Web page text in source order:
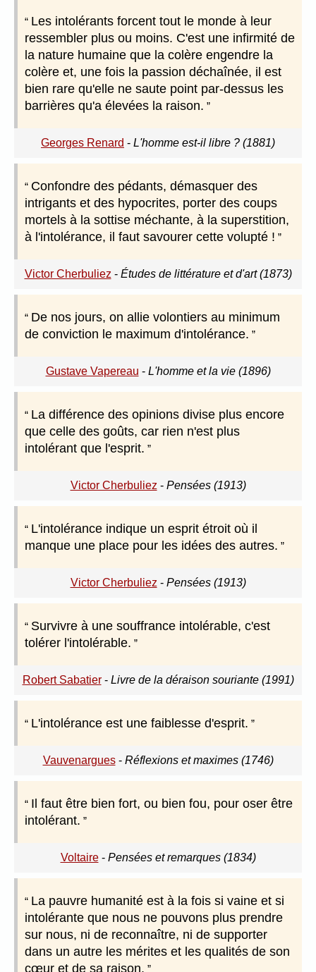
Les intolérants forcent tout le monde à leur
ressembler plus ou moins. C'est une infirmité de
la nature humaine que la colère engendre la
colère et, une fois la passion déchaînée, il est
bien rare qu'elle ne saute point par-dessus les
barrières qu'a élevées la raison.
Georges Renard - L'homme est-il libre ? (1881)
Confondre des pédants, démasquer des
intrigants et des hypocrites, porter des coups
mortels à la sottise méchante, à la superstition,
à l'intolérance, il faut savourer cette volupté !
Victor Cherbuliez - Études de littérature et d'art (1873)
De nos jours, on allie volontiers au minimum
de conviction le maximum d'intolérance.
Gustave Vapereau - L'homme et la vie (1896)
La différence des opinions divise plus encore
que celle des goûts, car rien n'est plus
intolérant que l'esprit.
Victor Cherbuliez - Pensées (1913)
L'intolérance indique un esprit étroit où il
manque une place pour les idées des autres.
Victor Cherbuliez - Pensées (1913)
Survivre à une souffrance intolérable, c'est
tolérer l'intolérable.
Robert Sabatier- Livre de la déraison souriante (1991)
L'intolérance est une faiblesse d'esprit.
Vauvenargues- Réflexions et maximes (1746)
Il faut être bien fort, ou bien fou, pour oser être
intolérant.
Voltaire- Pensées et remarques (1834)
La pauvre humanité est à la fois si vaine et si
intolérante que nous ne pouvons plus prendre
sur nous, ni de reconnaître, ni de supporter
dans un autre les mérites et les qualités de son
cœur et de sa raison.